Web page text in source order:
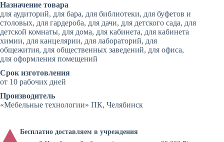
Назначение товара
для аудиторий, для бара, для библиотеки, для буфетов и
столовых, для гардероба, для дачи, для детского сада, для
детской комнаты, для дома, для кабинета, для кабинета
химии, для канцелярии, для лабораторий, для
общежития, для общественных заведений, для офиса,
для оформления помещений
Срок изготовления
от 10 рабочих дней
Производитель
«Мебельные технологии» ПК, Челябинск
Бесплатно доставляем в учреждения